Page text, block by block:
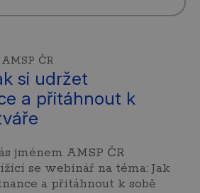
ČR
si udržet
a přitáhnout k
jménem AMSP ČR
se webinář na téma: Jak
a přitáhnout k sobě